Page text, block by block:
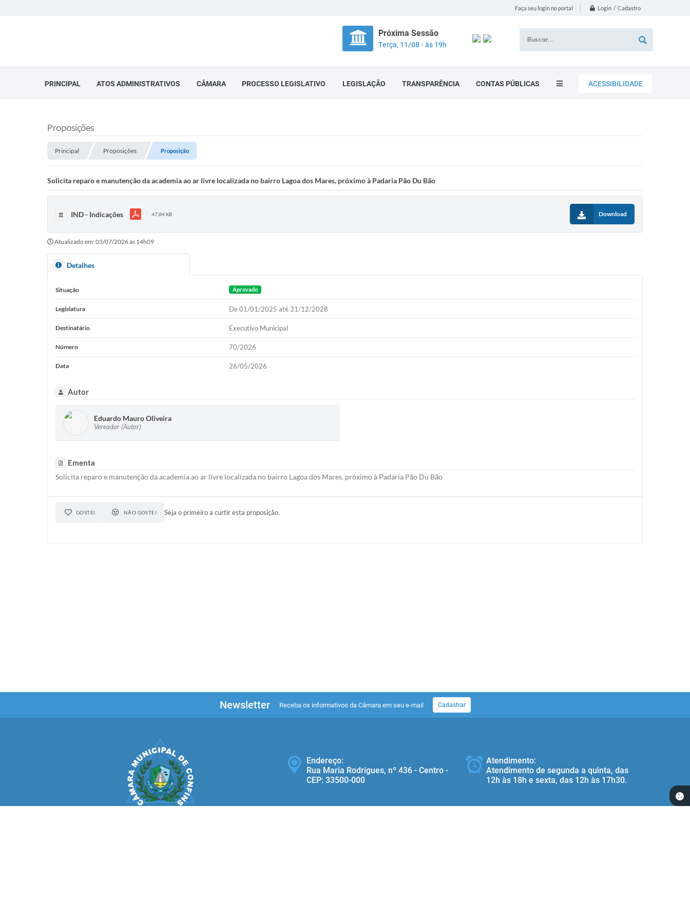
Faça seu login no portal Login / Cadastro
Próxima Sessão
Terça, 11/08 - às 19h
ACESSIBILIDADE
PRINCIPAL ATOS ADMINISTRATIVOS CÂMARA PROCESSO LEGISLATIVO LEGISLAÇÃO TRANSPARÊNCIA CONTAS PÚBLICAS
Proposições
Principal Proposições Proposição
Solicita reparo e manutenção da academia ao ar livre localizada no bairro Lagoa dos Mares, próximo à Padaria Pão Du Bão
IND - Indicações 47,84 KB Download
Atualizado em: 03/07/2026 às 14h09
Detalhes
Situação Aprovado
Legislatura De 01/01/2025 até 31/12/2028
Destinatário Executivo Municipal
Número 70/2026
Data 26/05/2026
Autor
Eduardo Mauro Oliveira
Vereador (Autor)
Ementa
Solicita reparo e manutenção da academia ao ar livre localizada no bairro Lagoa dos Mares, próximo à Padaria Pão Du Bão
GOSTEI NÃO GOSTEI Seja o primeiro a curtir esta proposição.
Newsletter Receba os informativos da Câmara em seu e-mail Cadastrar
Endereço:
Rua Maria Rodrigues, nº 436 - Centro -
CEP: 33500‐000
Atendimento:
Atendimento de segunda a quinta, das
12h às 18h e sexta, das 12h às 17h30.